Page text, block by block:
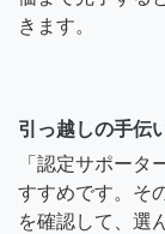
きます。
引っ越しの手伝
「認定サポー
すすめです。そ
を確認して、選